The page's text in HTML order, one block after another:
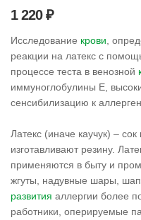
1 220 ₽
Исследование крови ,
реакции на латекс с
процессе теста в венозной
иммуноглобулины Е,
сенсибилизацию к
Латекс (иначе каучук) – сок
изготавливают резину.
применяются в быту и
жгуты, надувные шары,
развития аллергии более
работники, оперируемые